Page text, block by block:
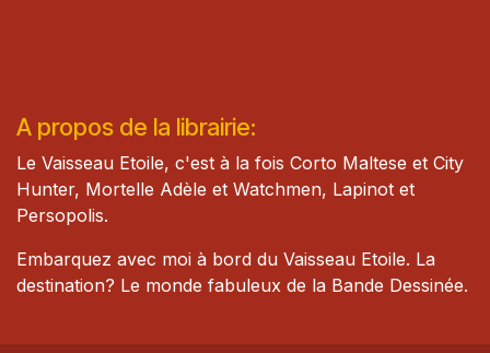
A propos de la librairie:
Le Vaisseau Etoile, c'est à la fois Corto Maltese et City
Hunter, Mortelle Adèle et Watch​men, Lapinot et
Persopolis.
Embarquez avec moi à bord du Vaisseau Etoile. La
destination? Le monde fabuleux de la Bande Dessinée.